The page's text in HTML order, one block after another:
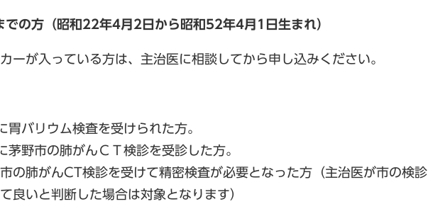
の方（昭和22年4月2日から昭和52年4月1日生まれ）
ーが入っている方は、主治医に相談してから申し込みください。
胃バリウム検査を受けられた方。
茅野市の肺がんＣＴ検診を受診した方。
の肺がんCT検診を受けて精密検査が必要となった方（主治医が市の検診
良いと判断した場合は対象となります）